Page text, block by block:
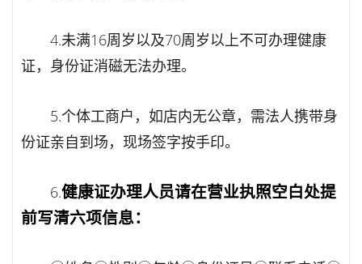
4.未满16周岁以及70周岁以上不可办理健康
证，身份证消磁无法办理。
5.个体工商户，如店内无公章，需法人携带身
份证亲自到场，现场签字按手印。
6.健康证办理人员请在营业执照空白处提
前写清六项信息：